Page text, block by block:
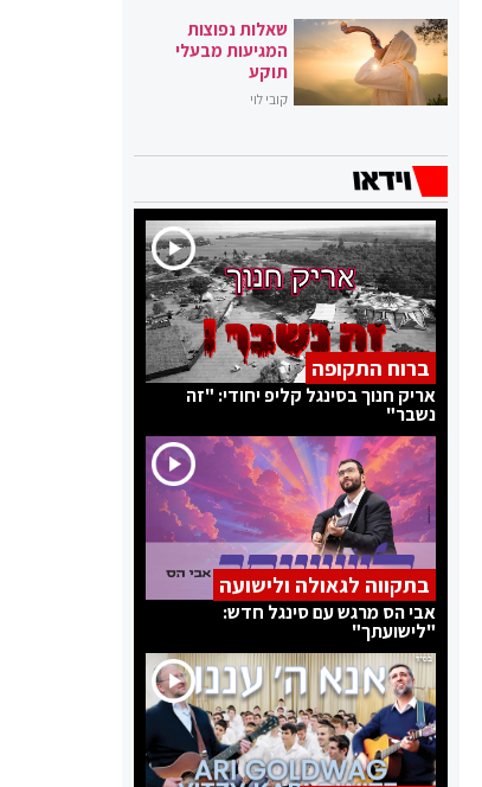
שאלות נפוצות
המגיעות מבעלי
תוקע
קובי לוי
ברוח התקופה
אריק חנוך בסינגל קליפ יחודי: "זה
נשבר"
בתקווה לגאולה ולישועה
אבי הס מרגש עם סינגל חדש:
"לישועתך"